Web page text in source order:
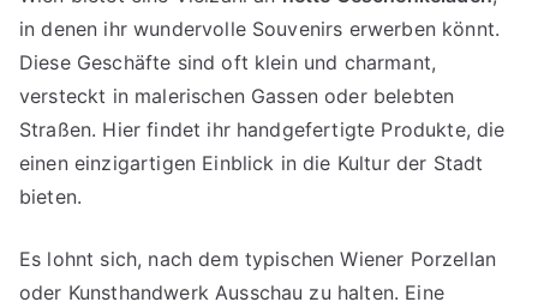
in denen ihr wundervolle Souvenirs erwerben könnt.
Diese Geschäfte sind oft klein und charmant,
versteckt in malerischen Gassen oder belebten
Straßen. Hier findet ihr handgefertigte Produkte, die
einen einzigartigen Einblick in die Kultur der Stadt
bieten.
Es lohnt sich, nach dem typischen Wiener Porzellan
oder Kunsthandwerk Ausschau zu halten. Eine